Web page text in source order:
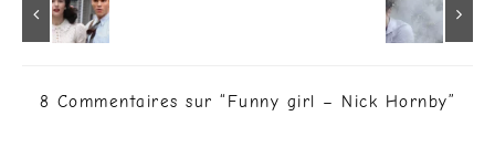
8 Commentaires sur “ Funny girl – Nick Hornby”